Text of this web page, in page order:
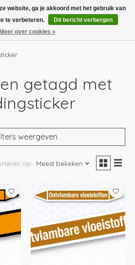
Vóór 14.00 besteld, volgende dag in huis!
Verlanglijst
getagd met
weergeven
op Meest bekeken
website, ga je akkoord met het gebruik van
te verbeteren.
Dit bericht verbergen
Meer over cookies »